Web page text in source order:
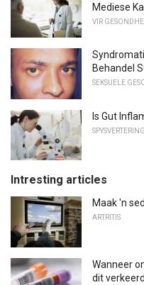
Mediese
VIR
Behandel
SEKSUELE
Is Gut
Intresting articles
Maak 'n
ARTRITIS
Wanneer
dit verkeerd